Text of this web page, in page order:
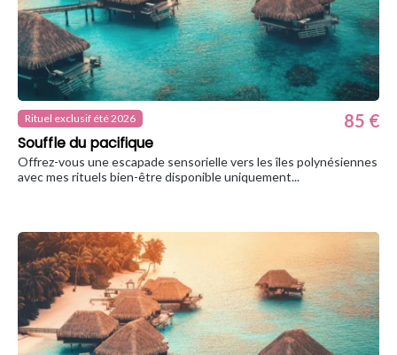
Rituel exclusif été 2026
Souffle du pacifique
85 €
Offrez-vous une escapade sensorielle vers les îles polynésiennes
avec mes rituels bien-être disponible uniquement...